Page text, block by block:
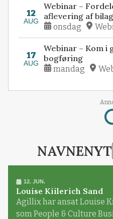
12
AUG
Webinar –
aflevering af bilag
onsdag
17
AUG
Webinar – Kom i
bogføring
mandag
NAVNENYT
12. JUN.
Louise Kiilerich Sand
Agillix har ansat Louise
som People & Culture